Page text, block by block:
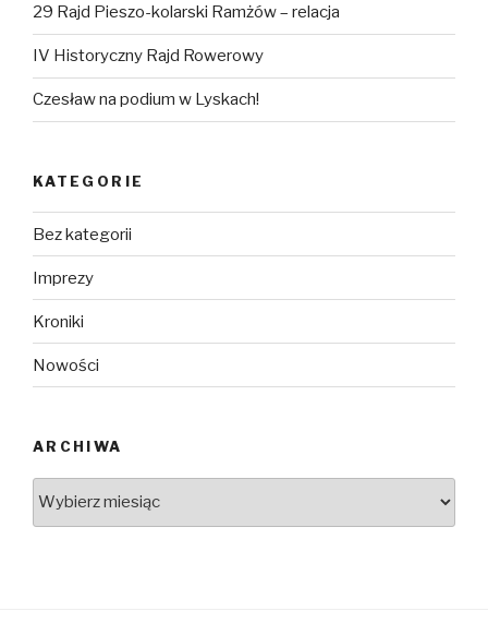
29 Rajd Pieszo-kolarski Ramżów – relacja
IV Historyczny Rajd Rowerowy
Czesław na podium w Lyskach!
KATEGORIE
Bez kategorii
Imprezy
Kroniki
Nowości
ARCHIWA
Archiwa